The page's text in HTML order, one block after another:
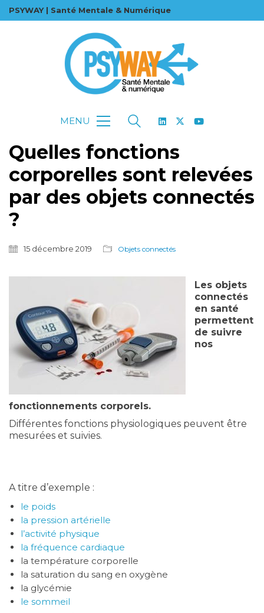
PSYWAY | Santé Mentale & Numérique
MENU
Quelles fonctions
corporelles sont relevées
par des objets connectés
?
15 décembre 2019 Objets connectés
Les objets
connectés
en santé
permettent
de suivre
nos
fonctionnements corporels.
Différentes fonctions physiologiques peuvent être
mesurées et suivies.
A titre d’exemple :
le poids
la pression artérielle
l’activité physique
la fréquence cardiaque
la température corporelle
la saturation du sang en oxygène
la glycémie
le sommeil